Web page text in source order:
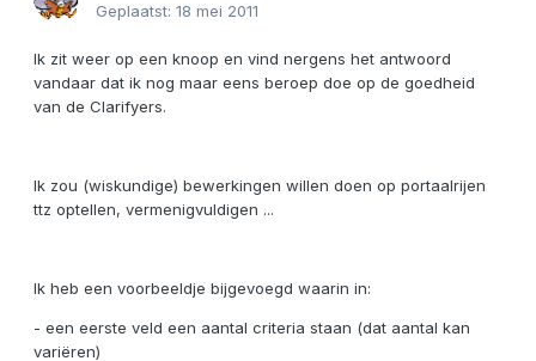
Geplaatst: 18 mei 2011
Ik zit weer op een knoop en vind nergens het antwoord
vandaar dat ik nog maar eens beroep doe op de goedheid
van de Clarifyers.
Ik zou (wiskundige) bewerkingen willen doen op portaalrijen
ttz optellen, vermenigvuldigen ...
Ik heb een voorbeeldje bijgevoegd waarin in:
- een eerste veld een aantal criteria staan (dat aantal kan
variëren)